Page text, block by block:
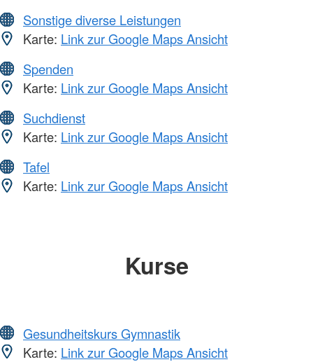
Sonstige diverse Leistungen
Karte: Link zur Google Maps Ansicht
Spenden
Karte: Link zur Google Maps Ansicht
Suchdienst
Karte: Link zur Google Maps Ansicht
Tafel
Karte: Link zur Google Maps Ansicht
Kurse
Gesundheitskurs Gymnastik
Karte: Link zur Google Maps Ansicht